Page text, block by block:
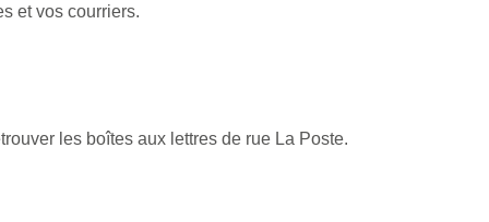
et vos courriers.
les boîtes aux lettres de rue La Poste.